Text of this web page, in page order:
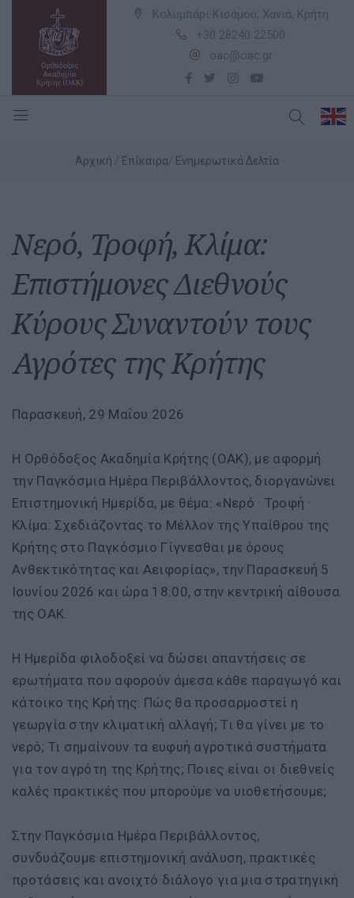
Κολυμπάρι Κισάμου, Χανιά, Κρήτη
+30 28240 22500
oac@oac.gr
Αρχική Επίκαιρα Ενημερωτικά Δελτία
Νερό, Τροφή, Κλίμα:
Επιστήμονες Διεθνούς
Κύρους Συναντούν τους
Αγρότες της Κρήτης
Παρασκευή, 29 Μαΐου 2026
Η Ορθόδοξος Ακαδημία Κρήτης (ΟΑΚ), με αφορμή
την Παγκόσμια Ημέρα Περιβάλλοντος, διοργανώνει
Επιστημονική Ημερίδα, με θέμα: «Νερό · Τροφή ·
Κλίμα: Σχεδιάζοντας το Μέλλον της Υπαίθρου της
Κρήτης στο Παγκόσμιο Γίγνεσθαι με όρους
Ανθεκτικότητας και Αειφορίας», την Παρασκευή 5
Ιουνίου 2026 και ώρα 18:00, στην κεντρική αίθουσα
της ΟΑΚ.
Η Ημερίδα φιλοδοξεί να δώσει απαντήσεις σε
ερωτήματα που αφορούν άμεσα κάθε παραγωγό και
κάτοικο της Κρήτης: Πώς θα προσαρμοστεί η
γεωργία στην κλιματική αλλαγή; Τι θα γίνει με το
νερό; Τι σημαίνουν τα ευφυή αγροτικά συστήματα
για τον αγρότη της Κρήτης; Ποιες είναι οι διεθνείς
καλές πρακτικές που μπορούμε να υιοθετήσουμε;
Στην Παγκόσμια Ημέρα Περιβάλλοντος,
συνδυάζουμε επιστημονική ανάλυση, πρακτικές
προτάσεις και ανοιχτό διάλογο για μια στρατηγική